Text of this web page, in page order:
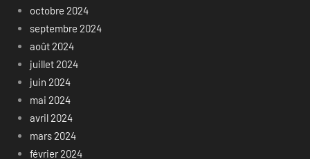
octobre 2024
septembre 2024
août 2024
juillet 2024
juin 2024
mai 2024
avril 2024
mars 2024
février 2024